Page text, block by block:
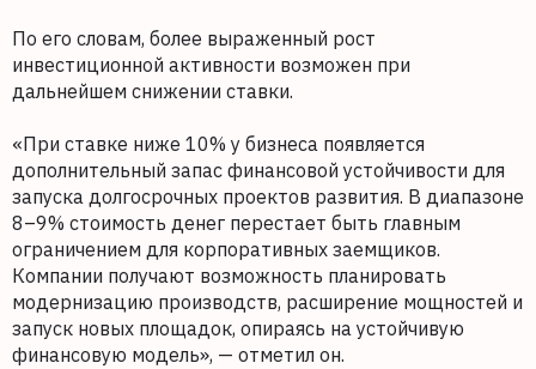
По его словам, более выраженный рост
инвестиционной активности возможен при
дальнейшем снижении ставки.
«При ставке ниже 10% у бизнеса появляется
дополнительный запас финансовой устойчивости для
запуска долгосрочных проектов развития. В диапазоне
8–9% стоимость денег перестает быть главным
ограничением для корпоративных заемщиков.
Компании получают возможность планировать
модернизацию производств, расширение мощностей и
запуск новых площадок, опираясь на устойчивую
финансовую модель», — отметил он.